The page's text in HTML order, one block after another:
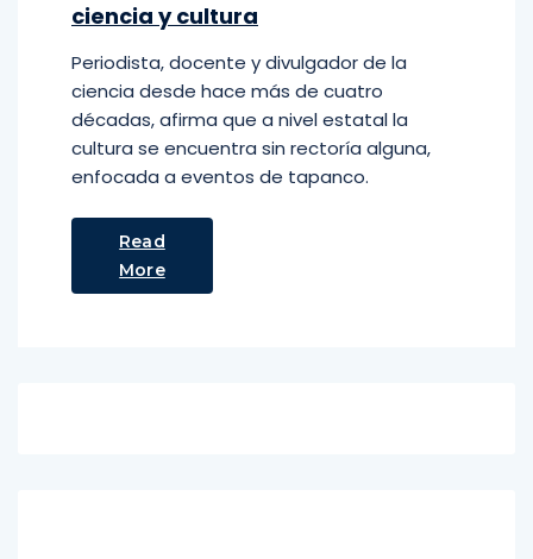
ciencia y cultura
Periodista, docente y divulgador de la
ciencia desde hace más de cuatro
décadas, afirma que a nivel estatal la
cultura se encuentra sin rectoría alguna,
enfocada a eventos de tapanco.
Read
More